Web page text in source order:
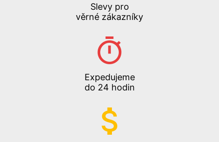
Slevy pro
věrné zákazníky
Expedujeme
do 24 hodin